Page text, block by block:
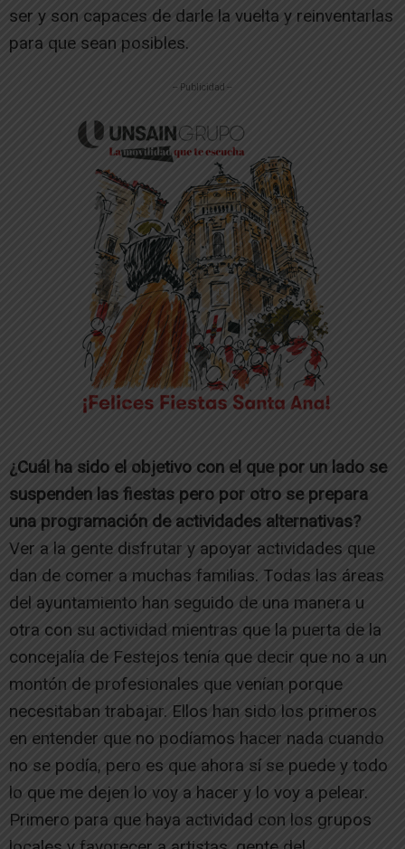
ser y son capaces de darle la vuelta y reinventarlas
para que sean posibles.
-- Publicidad --
¿Cuál ha sido el objetivo con el que por un lado se
suspenden las fiestas pero por otro se prepara
una programación de actividades alternativas?
Ver a la gente disfrutar y apoyar actividades que
dan de comer a muchas familias. Todas las áreas
del ayuntamiento han seguido de una manera u
otra con su actividad mientras que la puerta de la
concejalía de Festejos tenía que decir que no a un
montón de profesionales que venían porque
necesitaban trabajar. Ellos han sido los primeros
en entender que no podíamos hacer nada cuando
no se podía, pero es que ahora sí se puede y todo
lo que me dejen lo voy a hacer y lo voy a pelear.
Primero para que haya actividad con los grupos